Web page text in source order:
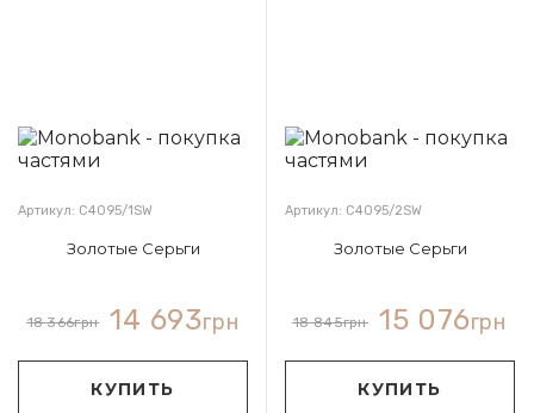
Артикул: С4095/1SW
Золотые Серьги
18 366грн 14 693грн
КУПИТЬ
Артикул: С4095/2SW
Золотые Серьги
18 845грн 15 076грн
КУПИТЬ